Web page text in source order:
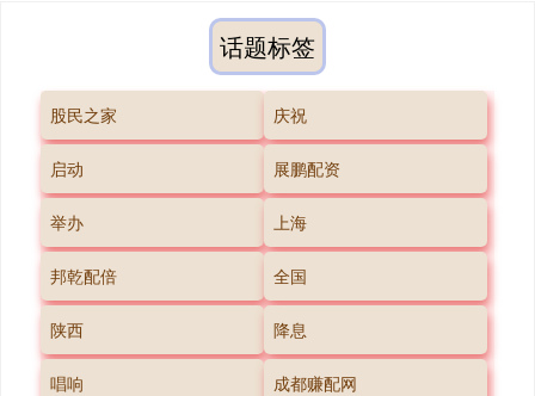
话题标签
股民之家 庆祝
启动 展鹏配资
举办 上海
邦乾配倍 全国
陕西 降息
唱响 成都赚配网